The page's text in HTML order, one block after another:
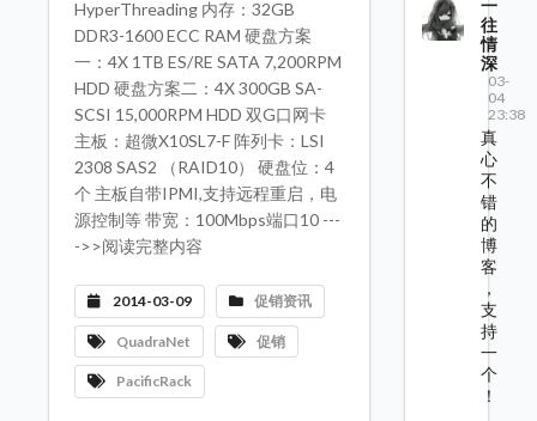
HyperThreading 内存：32GB
DDR3-1600 ECC RAM 硬盘方案
一：4X 1TB ES/RE SATA 7,200RPM
HDD 硬盘方案二：4X 300GB SA-
SCSI 15,000RPM HDD 双G口网卡
主板：超微X10SL7-F 阵列卡：LSI
2308 SAS2 （RAID10） 硬盘位：4
个 主板自带IPMI,支持远程重启，电
源控制等 带宽：100Mbps端口10 ---
->>阅读完整内容
2014-03-09 促销资讯
QuadraNet 促销
PacificRack
一
往
情
深
03-
04
23:38
真
心
不
错
的
博
客
，
支
持
一
个
！